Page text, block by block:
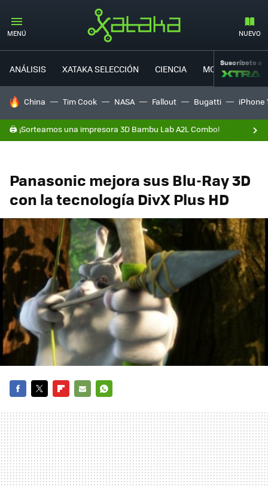
MENÚ NUEVO
ANÁLISIS XATAKA SELECCIÓN CIENCIA MOVILIDAD
Suscríbete a
HOY SE HABLA DE
China Tim Cook NASA Fallout Bugatti iPhone
🖨️ ¡Sorteamos una impresora 3D Bambu Lab A2L Combo!
Panasonic mejora sus Blu-Ray 3D
con la tecnología DivX Plus HD
MAIL